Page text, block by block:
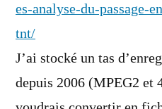
es-analyse-du-passage-
tnt/
J’ai stocké un tas
depuis 2006 (MPEG2 et